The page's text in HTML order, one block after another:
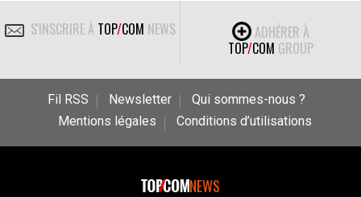
S'INSCRIRE À TOP/COM NEWS
ADHÉRER À
TOP/COM GROUP
Fil RSS Newsletter
Qui sommes-nous ?
Mentions légales
Conditions d’utilisations
NEWS